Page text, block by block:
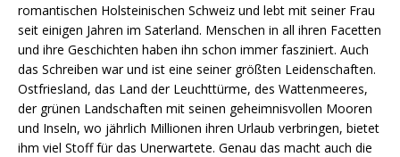
romantischen Holsteinischen Schweiz und lebt mit seiner Frau
seit einigen Jahren im Saterland. Menschen in all ihren Facetten
und ihre Geschichten haben ihn schon immer fasziniert. Auch
das Schreiben war und ist eine seiner größten Leidenschaften.
Ostfriesland, das Land der Leuchttürme, des Wattenmeeres,
der grünen Landschaften mit seinen geheimnisvollen Mooren
und Inseln, wo jährlich Millionen ihren Urlaub verbringen, bietet
ihm viel Stoff für das Unerwartete. Genau das macht auch die